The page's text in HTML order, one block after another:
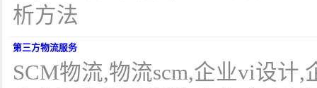
析方法
第三方物流服务
SCM物流,物流scm,企业vi设计,